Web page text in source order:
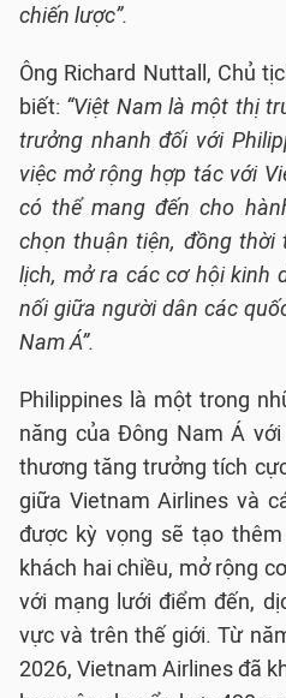
chiến lược”.
Ông Richard Nuttall, Chủ
biết: “Việt Nam là một thị
trưởng nhanh đối với
việc mở rộng hợp tác với
có thể mang đến cho
chọn thuận tiện, đồng
lịch, mở ra các cơ hội kinh
nối giữa người dân các
Nam Á”.
Philippines là một trong
năng của Đông Nam Á
thương tăng trưởng tích
giữa Vietnam Airlines và
được kỳ vọng sẽ tạo
khách hai chiều, mở rộng
với mạng lưới điểm đến,
vực và trên thế giới. Từ
2026, Vietnam Airlines đã